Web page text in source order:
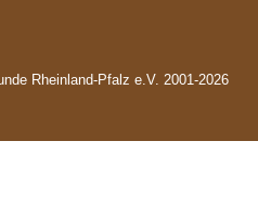
Rheinland-Pfalz e.V. 2001-2026